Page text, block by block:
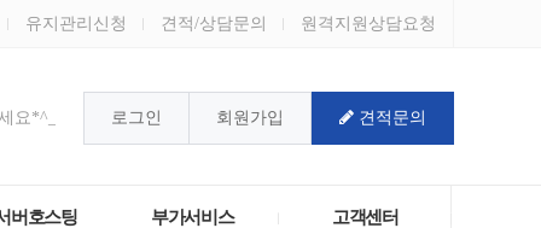
유지관리신청 견적/상담문의 원격지원상담요청
요*^_^* 로그인 회원가입 견적문의
버호스팅 부가서비스 고객센터